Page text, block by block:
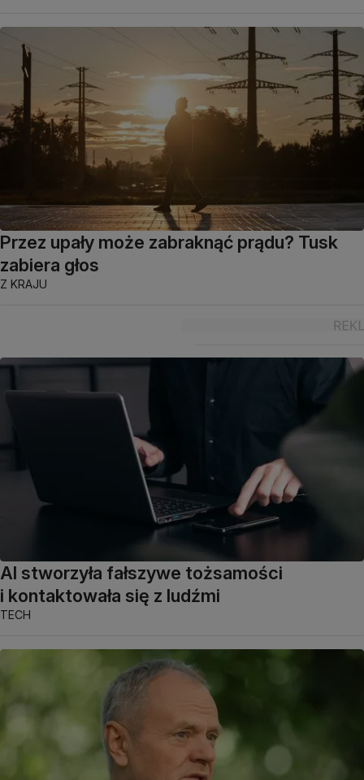
Przez upały może zabraknąć prądu? Tusk
zabiera głos
Z KRAJU
AI stworzyła fałszywe tożsamości
i kontaktowała się z ludźmi
TECH